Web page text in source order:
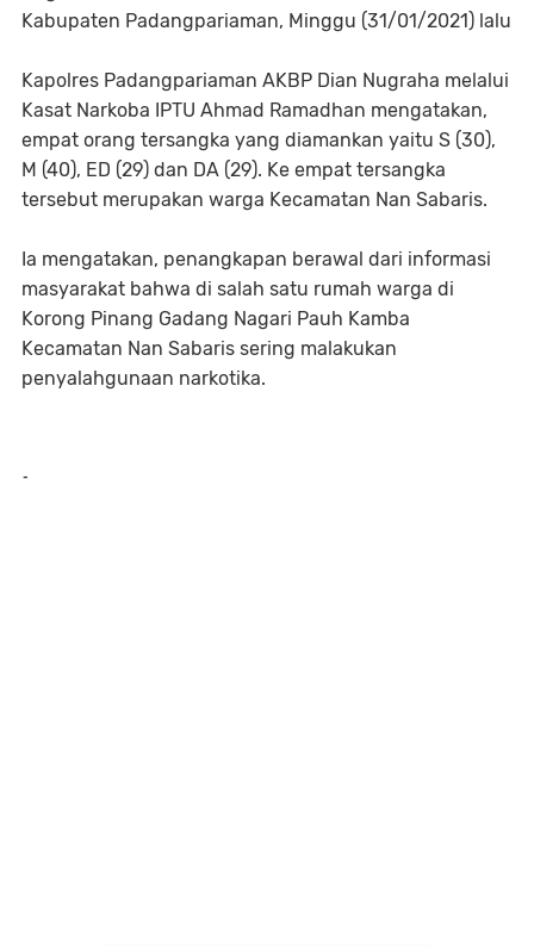
Kabupaten Padangpariaman, Minggu (31/01/2021) lalu
Kapolres Padangpariaman AKBP Dian Nugraha melalui
Kasat Narkoba IPTU Ahmad Ramadhan mengatakan,
empat orang tersangka yang diamankan yaitu S (30),
M (40), ED (29) dan DA (29). Ke empat tersangka
tersebut merupakan warga Kecamatan Nan Sabaris.
Ia mengatakan, penangkapan berawal dari informasi
masyarakat bahwa di salah satu rumah warga di
Korong Pinang Gadang Nagari Pauh Kamba
Kecamatan Nan Sabaris sering malakukan
penyalahgunaan narkotika.
-